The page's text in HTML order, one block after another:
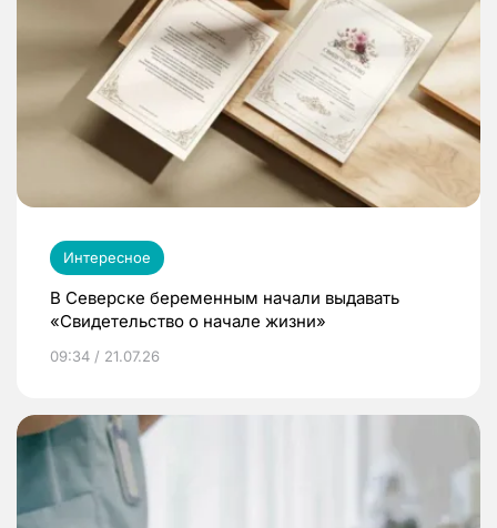
Интересное
В Северске беременным начали выдавать
«Свидетельство о начале жизни»
09:34 / 21.07.26